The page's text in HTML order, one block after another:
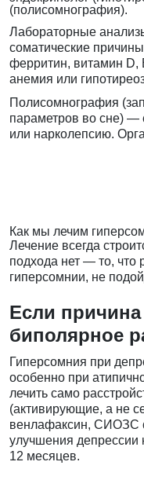
(полисомнография).
Лабораторные
соматические
ферритин, витамин D,
анемия или
Полисомнография
параметров во сне) —
или нарколепсию.
Как мы лечим
Лечение всегда
подхода нет — то, что
гиперсомнии, не
Если
биполярное
Гиперсомния при
особенно при
лечить само
(активирующие, а не
венлафаксин, СИОЗС
улучшения депрессии
12 месяцев.